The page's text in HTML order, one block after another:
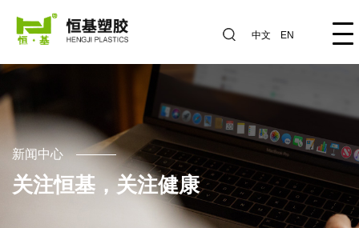
中文 EN
新闻中心
关注恒基，关注健康